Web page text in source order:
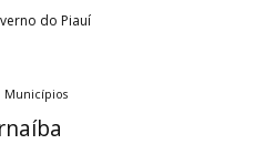
do Piauí
Municípios